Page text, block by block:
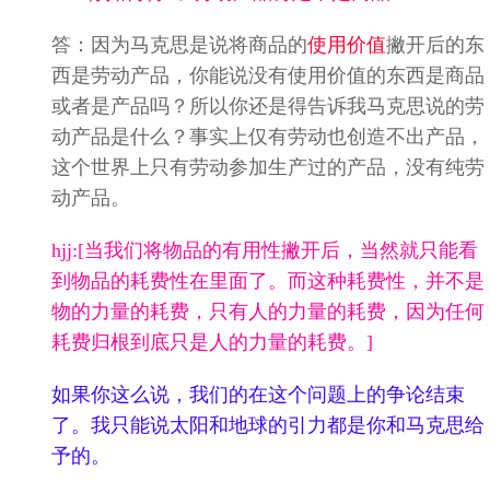
答：因为马克思是说将商品的使用价值撇开后的东
西是劳动产品，你能说没有使用价值的东西是商品
或者是产品吗？所以你还是得告诉我马克思说的劳
动产品是什么？事实上仅有劳动也创造不出产品，
这个世界上只有劳动参加生产过的产品，没有纯劳
动产品。
hjj:[当我们将物品的有用性撇开后，当然就只能看
到物品的耗费性在里面了。而这种耗费性，并不是
物的力量的耗费，只有人的力量的耗费，因为任何
耗费归根到底只是人的力量的耗费。]
如果你这么说，我们的在这个问题上的争论结束
了。我只能说太阳和地球的引力都是你和马克思给
予的。